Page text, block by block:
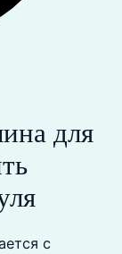
для
с